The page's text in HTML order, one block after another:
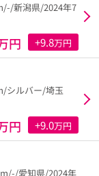
新潟県/2024年7
円 +9.8万円
シルバー/埼玉
円 +9.0万円
愛知県/2024年